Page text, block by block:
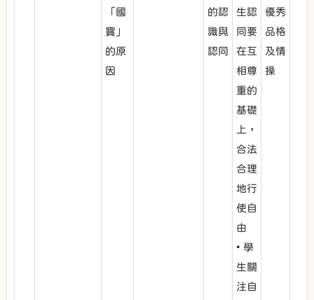
「國
寶」
的原
因
的認
識與
認同
生認
同要
在互
相尊
重的
基礎
上，
合法
合理
地行
使自
由
• 學
生關
注自
優秀
品格
及情
操